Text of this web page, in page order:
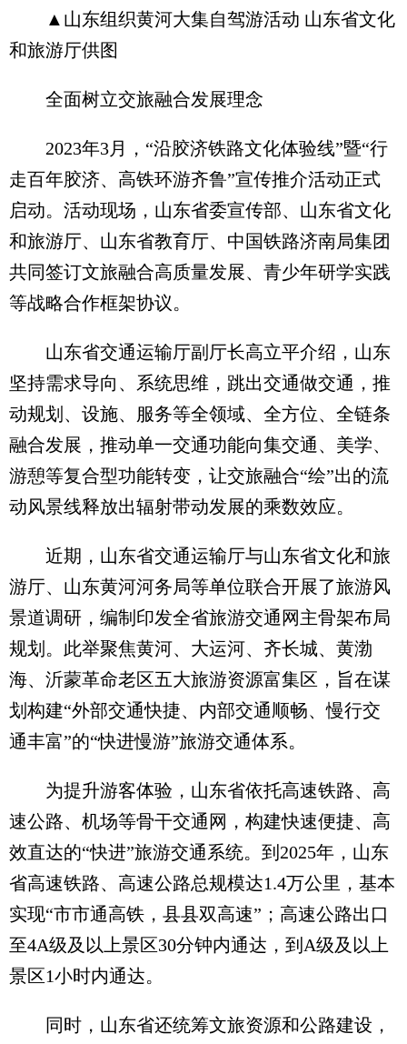
▲山东组织黄河大集自驾游活动 山东省文化
和旅游厅供图
全面树立交旅融合发展理念
2023年3月，“沿胶济铁路文化体验线”暨“行
走百年胶济、高铁环游齐鲁”宣传推介活动正式
启动。活动现场，山东省委宣传部、山东省文化
和旅游厅、山东省教育厅、中国铁路济南局集团
共同签订文旅融合高质量发展、青少年研学实践
等战略合作框架协议。
山东省交通运输厅副厅长高立平介绍，山东
坚持需求导向、系统思维，跳出交通做交通，推
动规划、设施、服务等全领域、全方位、全链条
融合发展，推动单一交通功能向集交通、美学、
游憩等复合型功能转变，让交旅融合“绘”出的流
动风景线释放出辐射带动发展的乘数效应。
近期，山东省交通运输厅与山东省文化和旅
游厅、山东黄河河务局等单位联合开展了旅游风
景道调研，编制印发全省旅游交通网主骨架布局
规划。此举聚焦黄河、大运河、齐长城、黄渤
海、沂蒙革命老区五大旅游资源富集区，旨在谋
划构建“外部交通快捷、内部交通顺畅、慢行交
通丰富”的“快进慢游”旅游交通体系。
为提升游客体验，山东省依托高速铁路、高
速公路、机场等骨干交通网，构建快速便捷、高
效直达的“快进”旅游交通系统。到2025年，山东
省高速铁路、高速公路总规模达1.4万公里，基本
实现“市市通高铁，县县双高速”；高速公路出口
至4A级及以上景区30分钟内通达，到A级及以上
景区1小时内通达。
同时，山东省还统筹文旅资源和公路建设，